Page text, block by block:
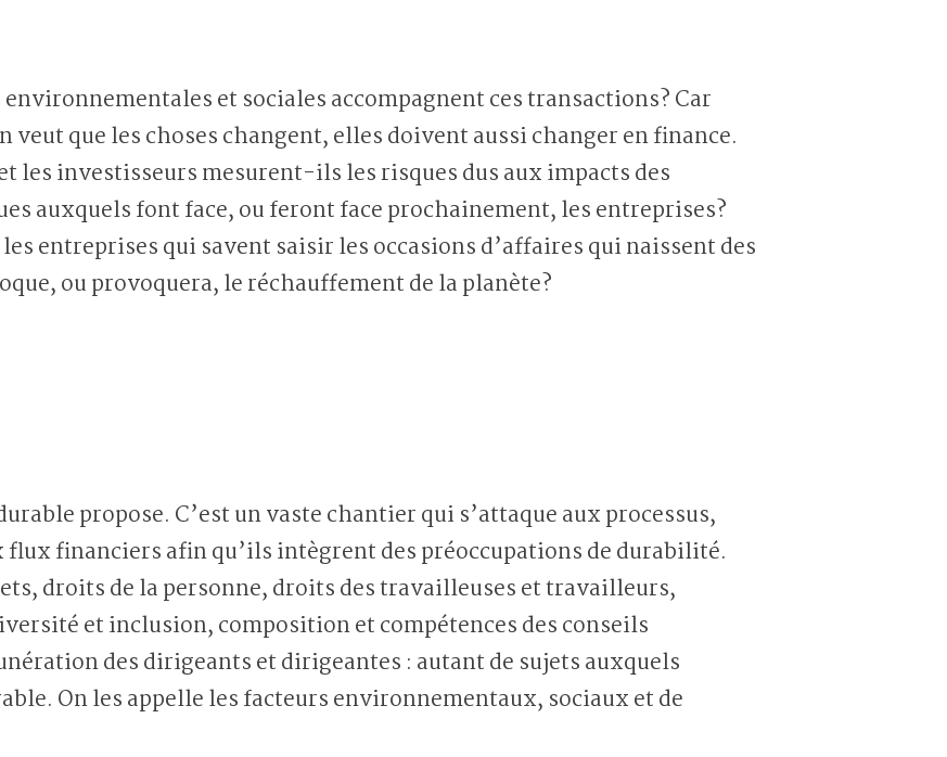
et sociales accompagnent ces transactions? Car
veut que les choses changent, elles doivent aussi changer en finance.
les investisseurs mesurent-ils les risques dus aux impacts des
auxquels font face, ou feront face prochainement, les entreprises?
entreprises qui savent saisir les occasions d’affaires qui naissent des
ou provoquera, le réchauffement de la planète?
propose. C’est un vaste chantier qui s’attaque aux processus,
financiers afin qu’ils intègrent des préoccupations de durabilité.
droits de la personne, droits des travailleuses et travailleurs,
et inclusion, composition et compétences des conseils
des dirigeants et dirigeantes : autant de sujets auxquels
On les appelle les facteurs environnementaux, sociaux et de